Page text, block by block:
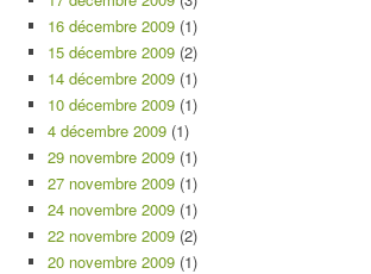
16 décembre 2009 (1)
15 décembre 2009 (2)
14 décembre 2009 (1)
10 décembre 2009 (1)
4 décembre 2009 (1)
29 novembre 2009 (1)
27 novembre 2009 (1)
24 novembre 2009 (1)
22 novembre 2009 (2)
20 novembre 2009 (1)